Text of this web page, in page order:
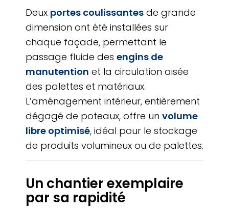
Deux portes coulissantes de grande
dimension ont été installées sur
chaque façade, permettant le
passage fluide des engins de
manutention et la circulation aisée
des palettes et matériaux.
L’aménagement intérieur, entièrement
dégagé de poteaux, offre un volume
libre optimisé, idéal pour le stockage
de produits volumineux ou de palettes.
Un chantier exemplaire
par sa rapidité